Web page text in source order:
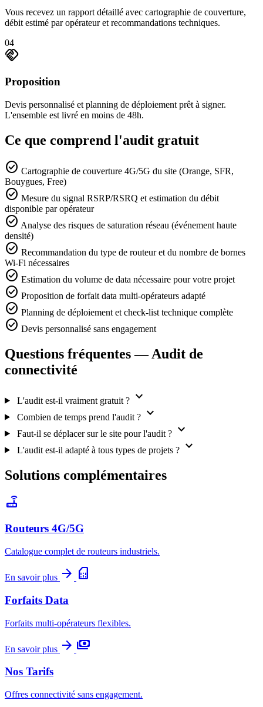
Vous recevez un rapport détaillé avec cartographie de couverture,
débit estimé par opérateur et recommandations techniques.
04
handshake
Proposition
Devis personnalisé et planning de déploiement prêt à signer.
L'ensemble est livré en moins de 48h.
Ce que comprend l'audit gratuit
check_circle Cartographie de couverture 4G/5G du site (Orange, SFR,
Bouygues, Free)
check_circle Mesure du signal RSRP/RSRQ et estimation du débit
disponible par opérateur
check_circle Analyse des risques de saturation réseau (événement haute
densité)
check_circle Recommandation du type de routeur et du nombre de bornes
Wi-Fi nécessaires
check_circle Estimation du volume de data nécessaire pour votre projet
check_circle Proposition de forfait data multi-opérateurs adapté
check_circle Planning de déploiement et check-list technique complète
check_circle Devis personnalisé sans engagement
Questions fréquentes — Audit de
connectivité
L'audit est-il vraiment gratuit ? expand_more
Combien de temps prend l'audit ? expand_more
Faut-il se déplacer sur le site pour l'audit ? expand_more
L'audit est-il adapté à tous types de projets ? expand_more
Solutions complémentaires
router
Routeurs 4G/5G
Catalogue complet de routeurs industriels.
En savoir plus arrow_forward sim_card
Forfaits Data
Forfaits multi-opérateurs flexibles.
En savoir plus arrow_forward payments
Nos Tarifs
Offres connectivité sans engagement.